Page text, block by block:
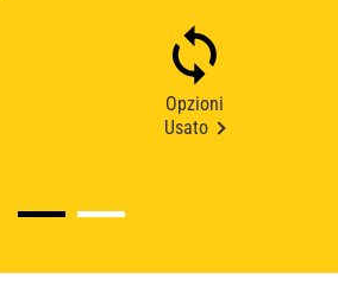
Opzioni
Usato